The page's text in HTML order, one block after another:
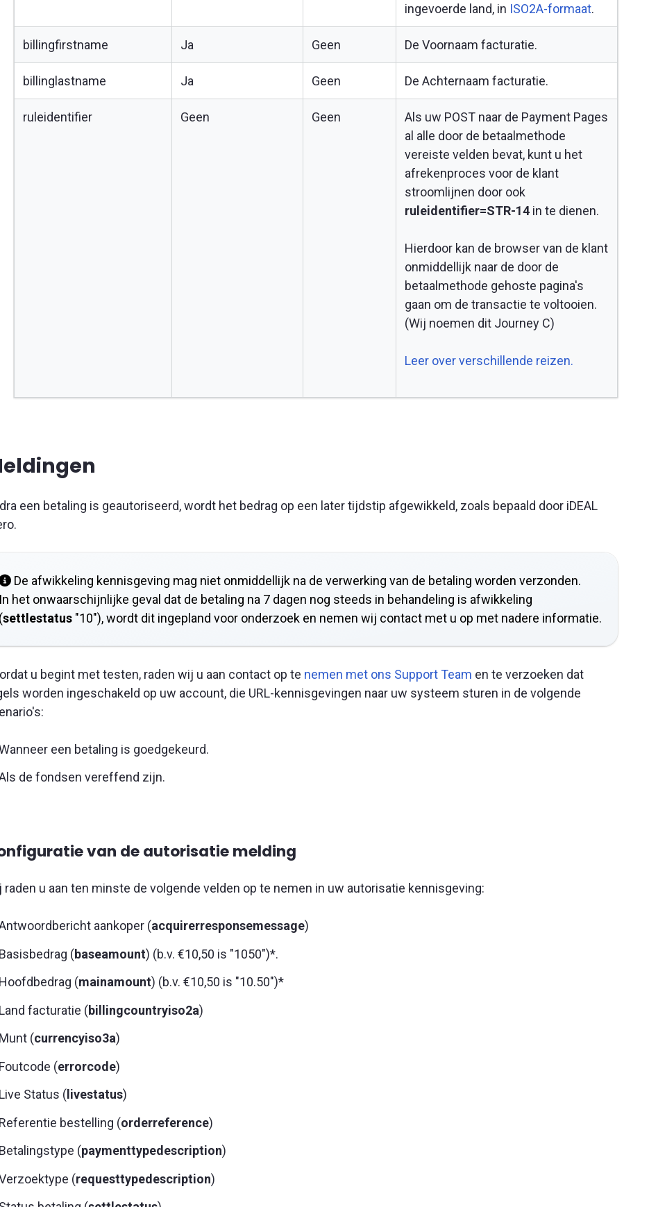
ingevoerde land, in ISO2A-formaat.
billingfirstname Ja Geen De Voornaam facturatie.
billinglastname Ja Geen De Achternaam facturatie.
ruleidentifier Geen Geen
Als uw POST naar de Payment Pages
al alle door de betaalmethode
vereiste velden bevat, kunt u het
afrekenproces voor de klant
stroomlijnen door ook
ruleidentifier=STR-14 in te dienen.
Hierdoor kan de browser van de klant
onmiddellijk naar de door de
betaalmethode gehoste pagina's
gaan om de transactie te voltooien.
(Wij noemen dit Journey C)
Leer over verschillende reizen.
een betaling is geautoriseerd, wordt het bedrag op een later tijdstip afgewikkeld, zoals bepaald door iDEAL
De afwikkeling kennisgeving mag niet onmiddellijk na de verwerking van de betaling worden verzonden.
In het onwaarschijnlijke geval dat de betaling na 7 dagen nog steeds in behandeling is afwikkeling
(settlestatus "10"), wordt dit ingepland voor onderzoek en nemen wij contact met u op met nadere informatie.
u begint met testen, raden wij u aan contact op te nemen met ons Support Team en te verzoeken dat
worden ingeschakeld op uw account, die URL-kennisgevingen naar uw systeem sturen in de volgende
een betaling is goedgekeurd.
de fondsen vereffend zijn.
van de autorisatie melding
raden u aan ten minste de volgende velden op te nemen in uw autorisatie kennisgeving:
aankoper (acquirerresponsemessage)
Basisbedrag (baseamount) (b.v. €10,50 is "1050")*.
Hoofdbedrag (mainamount) (b.v. €10,50 is "10.50")*
Land facturatie (billingcountryiso2a)
Munt (currencyiso3a)
Foutcode (errorcode)
Live Status ( livestatus)
Referentie bestelling (orderreference)
Betalingstype (paymenttypedescription)
(requesttypedescription)